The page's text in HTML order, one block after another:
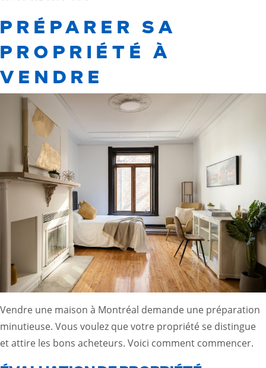
PRÉPARER SA
PROPRIÉTÉ À
VENDRE
Vendre une maison à Montréal demande une préparation
minutieuse. Vous voulez que votre propriété se distingue
et attire les bons acheteurs. Voici comment commencer.